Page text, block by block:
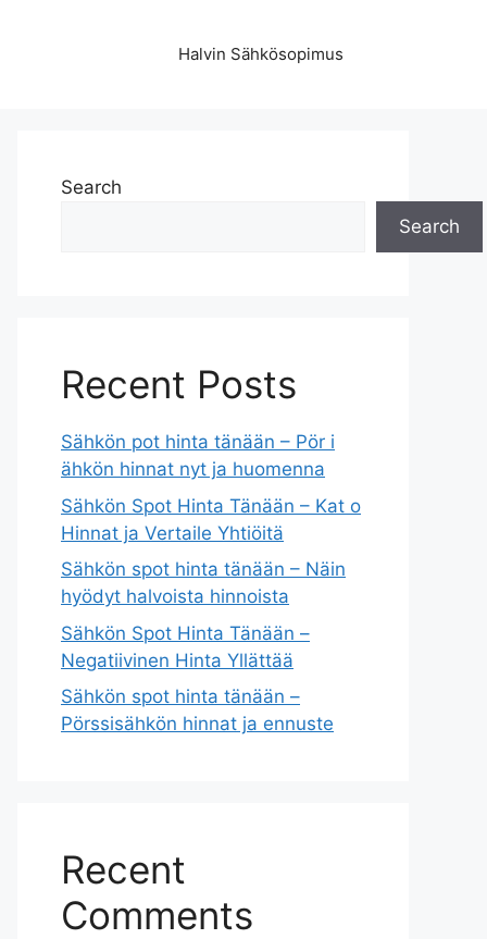
Halvin Sähkösopimus
Search
Search
Recent Posts
Sähkön pot hinta tänään – Pör i
ähkön hinnat nyt ja huomenna
Sähkön Spot Hinta Tänään – Kat o
Hinnat ja Vertaile Yhtiöitä
Sähkön spot hinta tänään – Näin
hyödyt halvoista hinnoista
Sähkön Spot Hinta Tänään –
Negatiivinen Hinta Yllättää
Sähkön spot hinta tänään –
Pörssisähkön hinnat ja ennuste
Recent
Comments